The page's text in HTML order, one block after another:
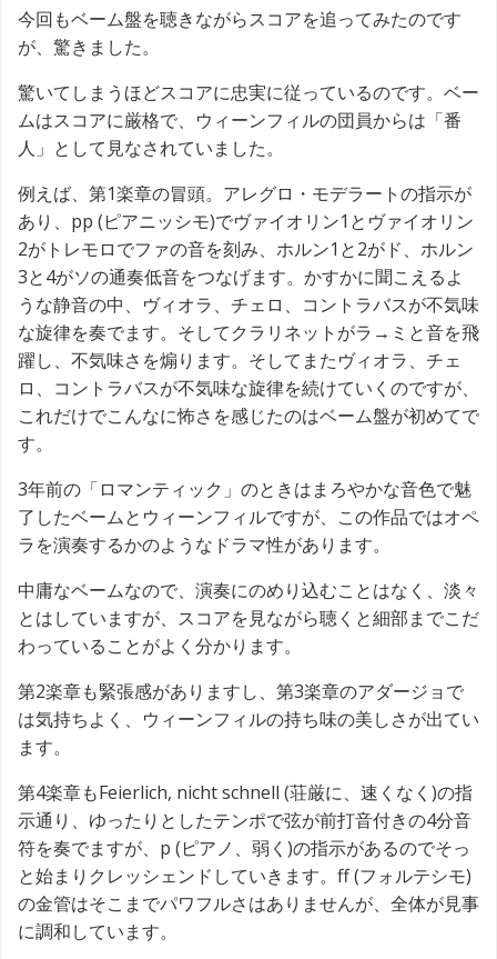
今回もベーム盤を聴きながらスコアを追ってみたのです
が、驚きました。
驚いてしまうほどスコアに忠実に従っているのです。ベー
ムはスコアに厳格で、ウィーンフィルの団員からは「番
人」として見なされていました。
例えば、第1楽章の冒頭。アレグロ・モデラートの指示が
あり、pp (ピアニッシモ)でヴァイオリン1とヴァイオリン
2がトレモロでファの音を刻み、ホルン1と2がド、ホルン
3と4がソの通奏低音をつなげます。かすかに聞こえるよ
うな静音の中、ヴィオラ、チェロ、コントラバスが不気味
な旋律を奏でます。そしてクラリネットがラ→ミと音を飛
躍し、不気味さを煽ります。そしてまたヴィオラ、チェ
ロ、コントラバスが不気味な旋律を続けていくのですが、
これだけでこんなに怖さを感じたのはベーム盤が初めてで
す。
3年前の「ロマンティック」のときはまろやかな音色で魅
了したベームとウィーンフィルですが、この作品ではオペ
ラを演奏するかのようなドラマ性があります。
中庸なベームなので、演奏にのめり込むことはなく、淡々
とはしていますが、スコアを見ながら聴くと細部までこだ
わっていることがよく分かります。
第2楽章も緊張感がありますし、第3楽章のアダージョで
は気持ちよく、ウィーンフィルの持ち味の美しさが出てい
ます。
第4楽章もFeierlich, nicht schnell (荘厳に、速くなく)の指
示通り、ゆったりとしたテンポで弦が前打音付きの4分音
符を奏でますが、p (ピアノ、弱く)の指示があるのでそっ
と始まりクレッシェンドしていきます。ff (フォルテシモ)
の金管はそこまでパワフルさはありませんが、全体が見事
に調和しています。